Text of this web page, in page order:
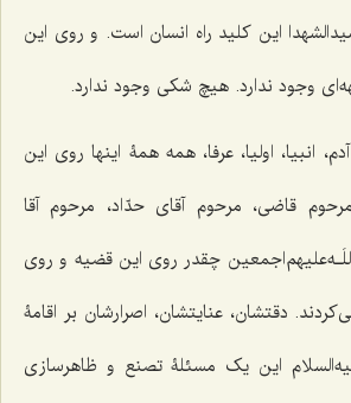
این کلید راه انسان است. و روی این
وجود ندارد. هیچ شکی وجود ندارد.
انبیا، اولیا، عرفا، همه همۀ اینها روی این
قاضی، مرحوم آقای حدّاد، مرحوم آقا
چقدر روی این قضیه و روی
دقتشان، عنایتشان، اصرارشان بر اقامۀ
این یک مسئلۀ تصنع و ظاهرسازی